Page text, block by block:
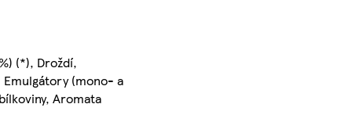
(*), Droždí,
(mono- a
bílkoviny, Aromata